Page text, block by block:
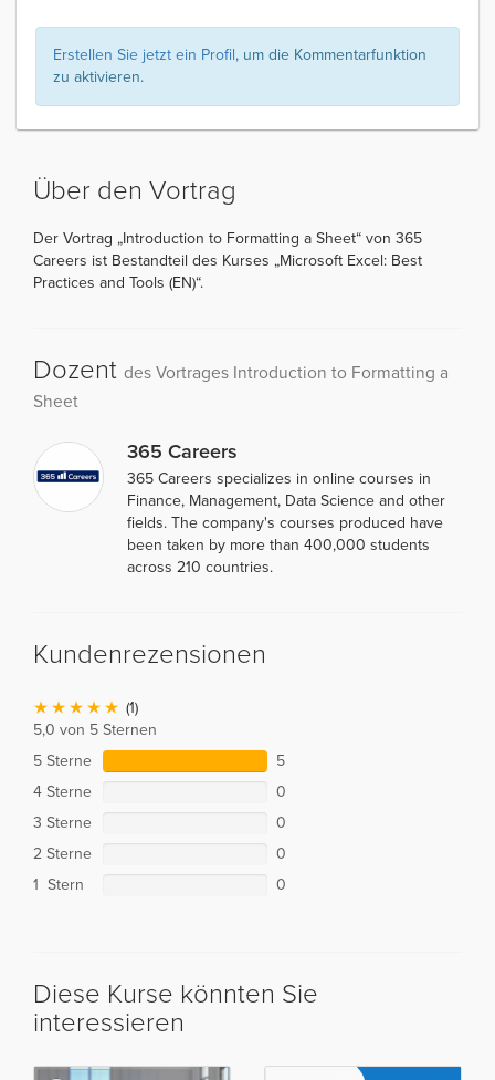
Erstellen Sie jetzt ein Profil, um die Kommentarfunktion
zu aktivieren.
Über den Vortrag
Der Vortrag „Introduction to Formatting a Sheet“ von 365
Careers ist Bestandteil des Kurses „Microsoft Excel: Best
Practices and Tools (EN)“.
Dozent des Vortrages Introduction to Formatting a
Sheet
365 Careers
365 Careers specializes in online courses in
Finance, Management, Data Science and other
fields. The company's courses produced have
been taken by more than 400,000 students
across 210 countries.
Kundenrezensionen
(1)
5,0 von 5 Sternen
5 Sterne
5
4 Sterne
0
3 Sterne
0
2 Sterne
0
1 Stern
0
Diese Kurse könnten Sie
interessieren